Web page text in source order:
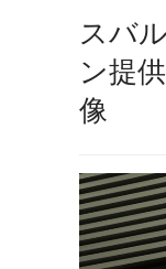
スバ
ン提
像